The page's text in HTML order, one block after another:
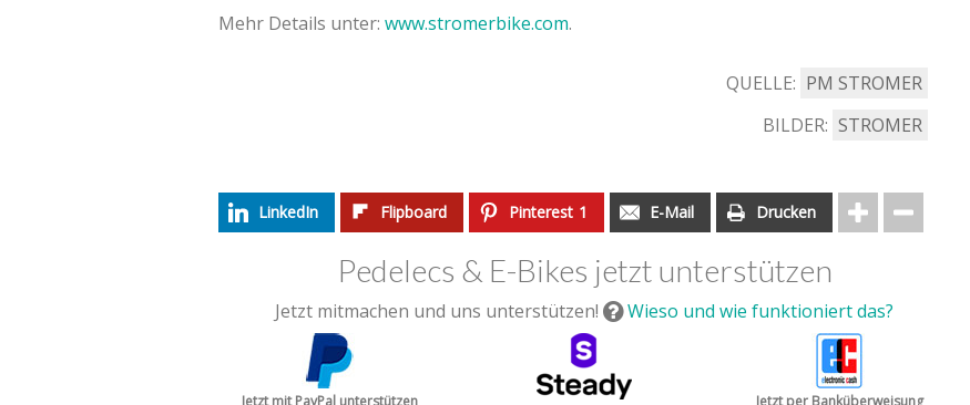
Mehr Details unter: www.stromerbike.com.
QUELLE: PM STROMER
BILDER: STROMER
LinkedIn Flipboard Pinterest 1 E-Mail Drucken
Pedelecs & E-Bikes jetzt unterstützen
Jetzt mitmachen und uns unterstützen! Wieso und wie funktioniert das?
Jetzt mit PayPal unterstützen Jetzt per Banküberweisung